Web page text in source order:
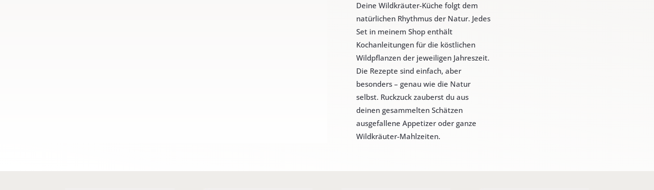
Deine Wildkräuter-Küche folgt dem
natürlichen Rhythmus der Natur. Jedes
Set in meinem Shop enthält
Kochanleitungen für die köstlichen
Wildpflanzen der jeweiligen Jahreszeit.
Die Rezepte sind einfach, aber
besonders – genau wie die Natur
selbst. Ruckzuck zauberst du aus
deinen gesammelten Schätzen
ausgefallene Appetizer oder ganze
Wildkräuter-Mahlzeiten.